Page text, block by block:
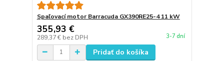
Spaľovací motor Barracuda GX390RE25-4 11 kW
355,93 €
289,37 € bez DPH 3-7 dní
Pridať do košíka